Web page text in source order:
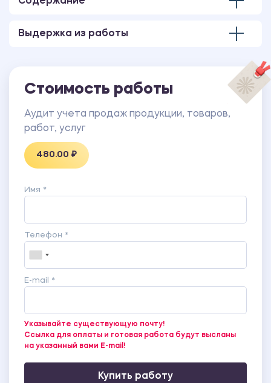
Выдержка из работы
Стоимость работы
Аудит учета продаж продукции, товаров,
работ, услуг
480.00 ₽
Имя *
Телефон *
E-mail *
Указывайте существующую почту!
Ссылка для оплаты и готовая работа будут высланы
на указанный вами E-mail!
Купить работу